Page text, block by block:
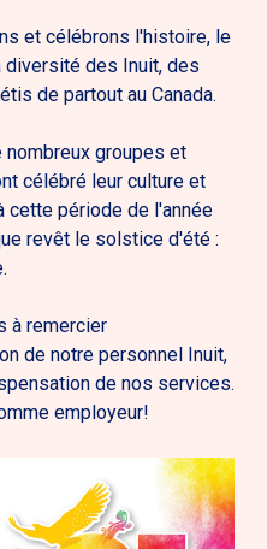
et célébrons l'histoire, le
diversité des Inuit, des
de partout au Canada.
nombreux groupes et
célébré leur culture et
cette période de l'année
revêt le solstice d'été :
à remercier
de notre personnel Inuit,
de nos services.
employeur!